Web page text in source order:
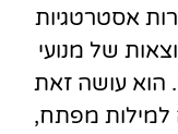
אסטרטגיות
של מנועי
חיפוש (SERP) באמצעות SEO. הוא עושה זאת
למילות מפתח,